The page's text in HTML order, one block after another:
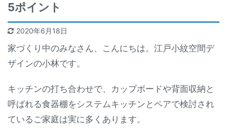
5ポイント
2020年6月18日
家づくり中のみなさん、こんにちは。江戸小紋空間デ
ザインの小林です。
キッチンの打ち合わせで、カップボードや背面収納と
呼ばれる食器棚をシステムキッチンとペアで検討され
ているご家庭は実に多くあります。